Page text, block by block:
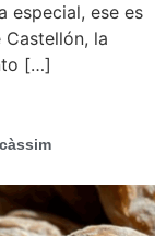
especial, ese es
la
[…]